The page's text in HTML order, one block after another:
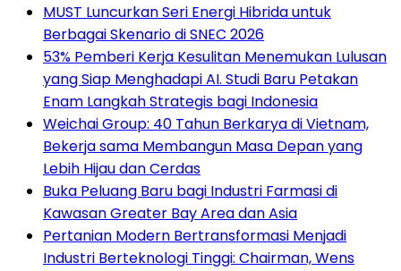
MUST Luncurkan Seri Energi Hibrida untuk
Berbagai Skenario di SNEC 2026
53% Pemberi Kerja Kesulitan Menemukan Lulusan
yang Siap Menghadapi AI. Studi Baru Petakan
Enam Langkah Strategis bagi Indonesia
Weichai Group: 40 Tahun Berkarya di Vietnam,
Bekerja sama Membangun Masa Depan yang
Lebih Hijau dan Cerdas
Buka Peluang Baru bagi Industri Farmasi di
Kawasan Greater Bay Area dan Asia
Pertanian Modern Bertransformasi Menjadi
Industri Berteknologi Tinggi: Chairman, Wens